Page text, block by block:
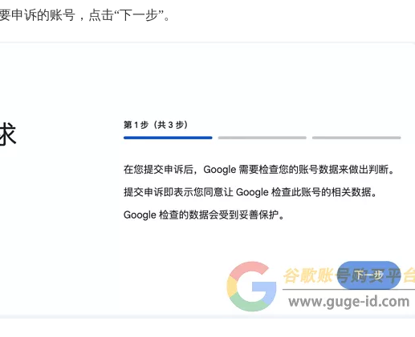
申诉的账号，点击“下一步”。